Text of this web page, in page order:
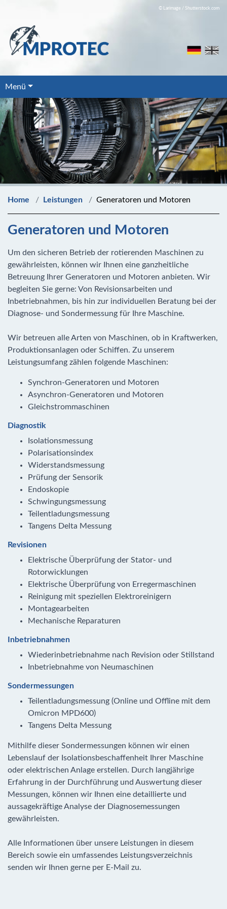
Menü
© terekhov igor/ Shutterstock.com
Home Leistungen Generatoren und Motoren
Generatoren und Motoren
Um den sicheren Betrieb der rotierenden Maschinen zu
gewährleisten, können wir Ihnen eine ganzheitliche
Betreuung Ihrer Generatoren und Motoren anbieten. Wir
begleiten Sie gerne: Von Revisionsarbeiten und
Inbetriebnahmen, bis hin zur individuellen Beratung bei der
Diagnose- und Sondermessung für Ihre Maschine.
Wir betreuen alle Arten von Maschinen, ob in Kraftwerken,
Produktionsanlagen oder Schiffen. Zu unserem
Leistungsumfang zählen folgende Maschinen:
Synchron-Generatoren und Motoren
Asynchron-Generatoren und Motoren
Gleichstrommaschinen
Diagnostik
Isolationsmessung
Polarisationsindex
Widerstandsmessung
Prüfung der Sensorik
Endoskopie
Schwingungsmessung
Teilentladungsmessung
Tangens Delta Messung
Revisionen
Elektrische Überprüfung der Stator- und
Rotorwicklungen
Elektrische Überprüfung von Erregermaschinen
Reinigung mit speziellen Elektroreinigern
Montagearbeiten
Mechanische Reparaturen
Inbetriebnahmen
Wiederinbetriebnahme nach Revision oder Stillstand
Inbetriebnahme von Neumaschinen
Sondermessungen
Teilentladungsmessung (Online und Offline mit dem
Omicron MPD600)
Tangens Delta Messung
Mithilfe dieser Sondermessungen können wir einen
Lebenslauf der Isolationsbeschaffenheit Ihrer Maschine
oder elektrischen Anlage erstellen. Durch langjährige
Erfahrung in der Durchführung und Auswertung dieser
Messungen, können wir Ihnen eine detaillierte und
aussagekräftige Analyse der Diagnosemessungen
gewährleisten.
Alle Informationen über unsere Leistungen in diesem
Bereich sowie ein umfassendes Leistungsverzeichnis
senden wir Ihnen gerne per E-Mail zu.
© Larimage / Shutterstock.com